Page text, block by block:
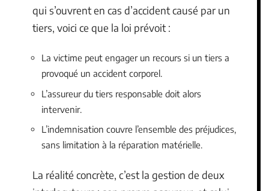
qui s’ouvrent en cas d’accident causé par un
tiers, voici ce que la loi prévoit :
La victime peut engager un recours si un tiers a
provoqué un accident corporel.
L’assureur du tiers responsable doit alors
intervenir.
L’indemnisation couvre l’ensemble des préjudices,
sans limitation à la réparation matérielle.
La réalité concrète, c’est la gestion de deux